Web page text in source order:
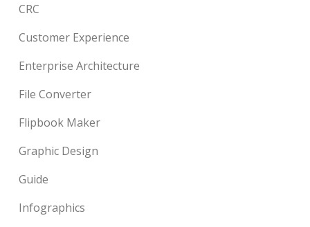
CRC
Customer Experience
Enterprise Architecture
File Converter
Flipbook Maker
Graphic Design
Guide
Infographics